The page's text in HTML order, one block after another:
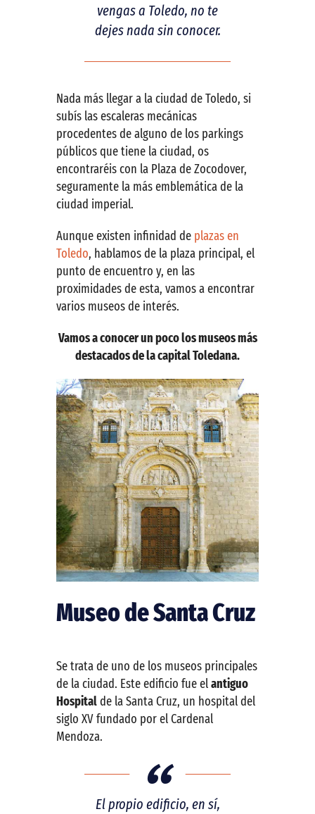
vengas a Toledo, no te
dejes nada sin conocer.
Nada más llegar a la ciudad de Toledo, si
subís las escaleras mecánicas
procedentes de alguno de los parkings
públicos que tiene la ciudad, os
encontraréis con la Plaza de Zocodover,
seguramente la más emblemática de la
ciudad imperial.
Aunque existen infinidad de plazas en
Toledo, hablamos de la plaza principal, el
punto de encuentro y, en las
proximidades de esta, vamos a encontrar
varios museos de interés.
Vamos a conocer un poco los museos más
destacados de la capital Toledana.
Museo de Santa Cruz
Se trata de uno de los museos principales
de la ciudad. Este edificio fue elantiguo
Hospitalde la Santa Cruz, un hospital del
siglo XV fundado por el Cardenal
Mendoza.
El propio edificio, en sí,